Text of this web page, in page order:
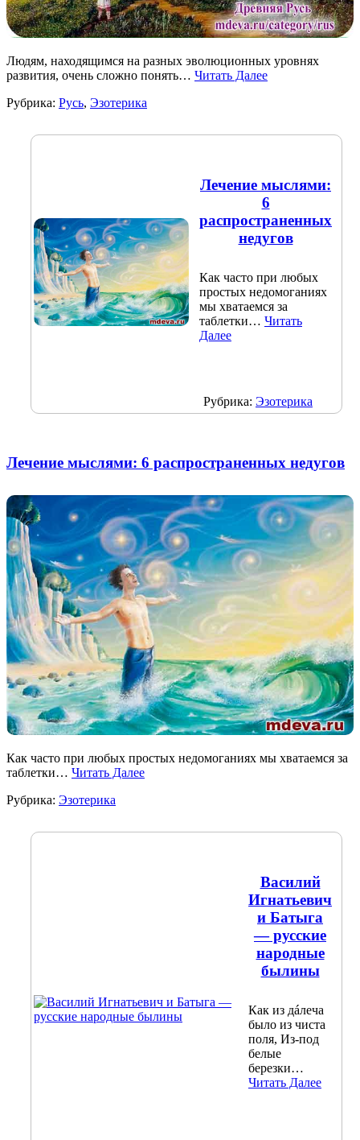
Людям, находящимся на разных эволюционных уровнях
развития, очень сложно понять… Читать Далее
Рубрика: Русь, Эзотерика
Лечение мыслями:
6
распространенных
недугов
Как часто при любых
простых недомоганиях
мы хватаемся за
таблетки… Читать
Далее
Рубрика: Эзотерика
Лечение мыслями: 6 распространенных недугов
Как часто при любых простых недомоганиях мы хватаемся за
таблетки… Читать Далее
Рубрика: Эзотерика
Василий
Игнатьевич
и Батыга
— русские
народные
былины
Как из дáлеча
было из чиста
поля, Из-под
белые
березки…
Читать Далее